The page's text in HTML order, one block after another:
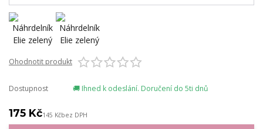
Ohodnotit produkt
Dostupnost 🚚 Ihned k odeslání. Doručení do 5ti dnů
175 Kč145 Kčbez DPH